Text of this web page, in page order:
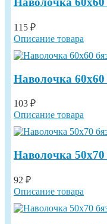
115 ₽
Описание товара
Наволочка 60х60
103 ₽
Описание товара
Наволочка 50х70
92 ₽
Описание товара